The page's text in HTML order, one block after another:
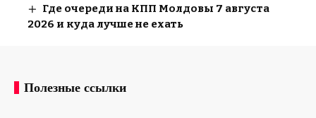
Где очереди на КПП Молдовы 7 августа
2026 и куда лучше не ехать
Полезные ссылки